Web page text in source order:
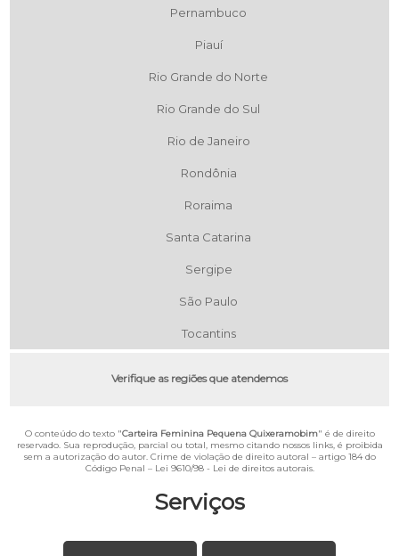
Serviços
Pernambuco
Piauí
Rio Grande do Norte
Rio Grande do Sul
Rio de Janeiro
Rondônia
Roraima
Santa Catarina
Sergipe
São Paulo
Tocantins
Verifique as regiões que atendemos
O conteúdo do texto "Carteira Feminina Pequena Quixeramobim" é de direito
reservado. Sua reprodução, parcial ou total, mesmo citando nossos links, é proibida
sem a autorização do autor. Crime de violação de direito autoral – artigo 184 do
Código Penal – Lei 9610/98 - Lei de direitos autorais.